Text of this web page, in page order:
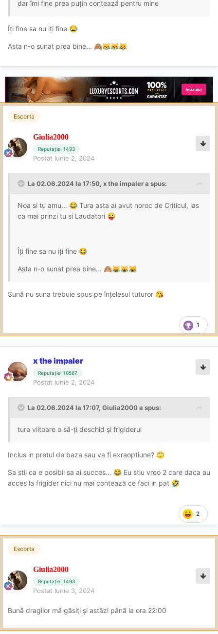
dar îmi fine prea puțin contează pentru mine
Îți fine sa nu iți fine 😂
Asta n-o sunat prea bine... 🙈😹😹😹
Escorta
Giulia2000
Reputație: 1493
Postat Iunie 2, 2024
La 02.06.2024 la 17:50, x the impalera spus:
Noa si tu amu... 😂 Tura asta ai avut noroc de Criticul, las
ca mai prinzi tu si Laudatori 😜
Îți fine sa nu iți fine 😂
Asta n-o sunat prea bine... 🙈😹😹😹
Sună nu suna trebuie spus pe înțelesul tuturor 😘
1
x the impaler
Reputație: 10567
Postat Iunie 2, 2024
La 02.06.2024 la 17:07, Giulia2000a spus:
tura viitoare o să-ți deschid și frigiderul
Inclus in pretul de baza sau va fi exraoptiune? 🙄
Sa stii ca e posibil sa ai succes... 😂 Eu stiu vreo 2 care daca au
acces la frigider nici nu mai contează ce faci in pat 🤣
2
Escorta
Giulia2000
Reputație: 1493
Postat Iunie 3, 2024
Bună dragilor mă găsiți și astăzi până la ora 22:00